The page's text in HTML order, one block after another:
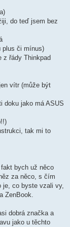
do teď jsem bez
plus či mínus)
z řády Thinkpad
vítr (může být
doku jako má ASUS
tak mi to
bych už něco
za něco, s čím
je, co byste vzali vy,
ZenBook.
dobrá značka a
jako u těchto